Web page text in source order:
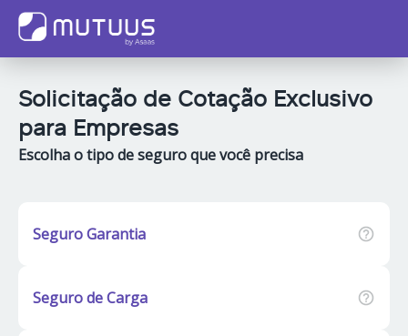
Solicitação de Cotação Exclusivo
para Empresas
Escolha o tipo de seguro que você precisa
Seguro Garantia
Seguro de Carga